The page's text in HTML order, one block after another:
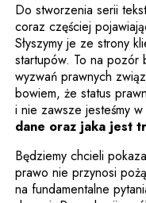
Do stworzenia serii
coraz częściej
Słyszymy je ze strony
startupów. To na pozór
wyzwań prawnych
bowiem, że status
i nie zawsze jesteśmy
dane oraz jaka jest
Będziemy chcieli
prawo nie przynosi
na fundamentalne